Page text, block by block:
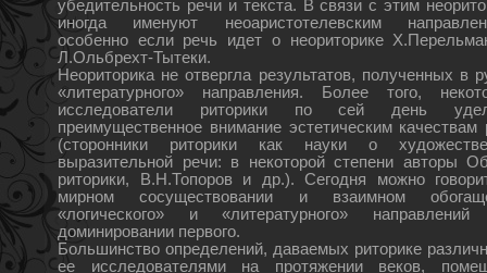
убедительность речи и текста. В связи с этим
иногда именуют неоаристотелевским
особенно если речь идет о неориторике
Л.Ольбрехт-Тытеки.
Неориторика не отвергла результатов, полученных в
«литературного» направления. Более того,
исследователи риторики по сей день
преимущественное внимание эстетическим качествам
(сторонники риторики как науки о
выразительной речи: в некоторой степени авторы
риторики, В.Н.Топоров и др.). Сегодня можно
мирном сосуществовании и взаимном
«логического» и «литературного» направлений
доминировании первого.
Большинство определений, даваемых риторике
ее исследователями на протяжении веков,